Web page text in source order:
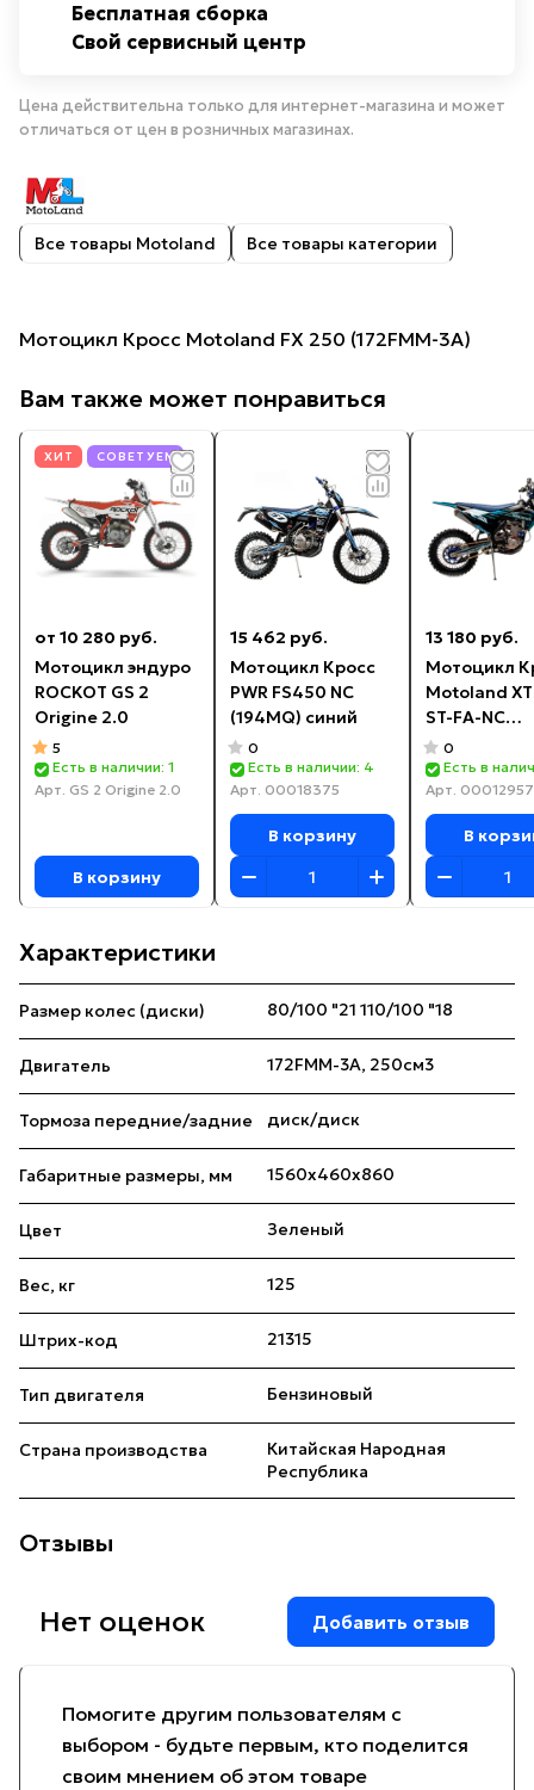
Бесплатная сборка
Свой сервисный центр
Цена действительна только для интернет-магазина и может
отличаться от цен в розничных магазинах.
Все товары Motoland Все товары категории
Мотоцикл Кросс Motoland FX 250 (172FMM-3A)
Вам также может понравиться
ХИТ СОВЕТУЕМ
от 10 280 руб.
Мотоцикл эндуро
ROCKOT GS 2
Origine 2.0
5
Есть в наличии: 1
Арт. GS 2 Origine 2.0
В корзину
15 462 руб.
Мотоцикл Кросс
PWR FS450 NC
(194MQ) синий
0
Есть в наличии: 4
Арт. 00018375
В корзину
13 180 руб.
Мотоцикл
Motoland
ST-FA-NC
0
Есть в
Арт. 00012957
В
Характеристики
Размер колес (диски) 80/100 "21 110/100 "18
Двигатель 172FMM-3A, 250см3
Тормоза передние/задние диск/диск
Габаритные размеры, мм 1560x460x860
Цвет Зеленый
Вес, кг 125
Штрих-код 21315
Тип двигателя Бензиновый
Страна производства
Китайская Народная
Республика
Отзывы
Помогите другим пользователям с
выбором - будьте первым, кто поделится
своим мнением об этом товаре
Нет оценок Добавить отзыв